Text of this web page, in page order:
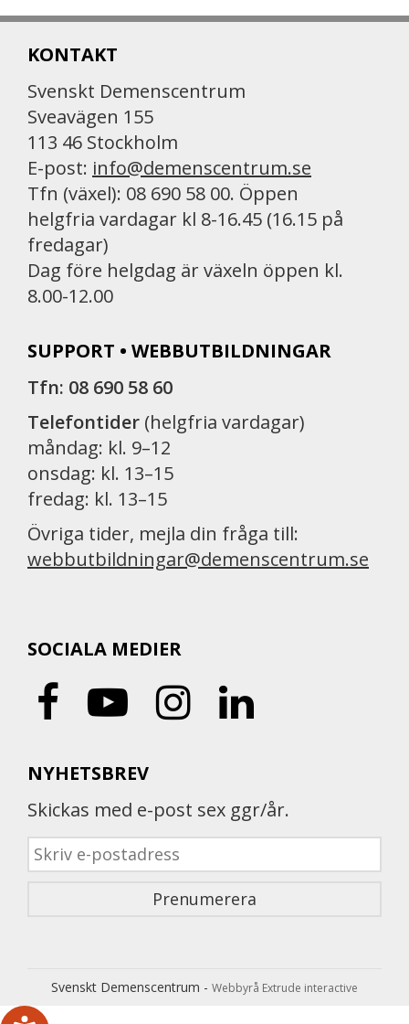
KONTAKT
Svenskt Demenscentrum
Sveavägen 155
113 46 Stockholm
E-post: info@demenscentrum.se
Tfn (växel): 08 690 58 00. Öppen
helgfria vardagar kl 8-16.45 (16.15 på
fredagar)
Dag före helgdag är växeln öppen kl.
8.00-12.00
SUPPORT • WEBBUTBILDNINGAR
Tfn: 08 690 58 60
Telefontider (helgfria vardagar)
måndag: kl. 9–12
onsdag: kl. 13–15
fredag: kl. 13–15
Övriga tider, mejla din fråga till:
webbutbildningar@demenscentrum.se
SOCIALA MEDIER
NYHETSBREV
Skickas med e-post sex ggr/år.
Svenskt Demenscentrum - Webbyrå Extrude interactive